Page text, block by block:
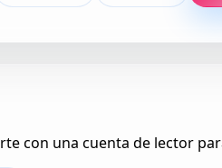
con una cuenta de lector